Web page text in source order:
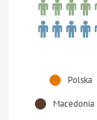
Polska
Macedonia